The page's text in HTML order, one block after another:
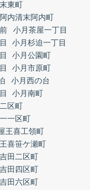
東町
内清末阿内町
小月茶屋一丁目
小月杉迫一丁目
小月公園町
小月市原町
小月西の台
小月南町
区町
一区町
王喜工領町
喜笹ケ瀬町
田二区町
田四区町
田六区町